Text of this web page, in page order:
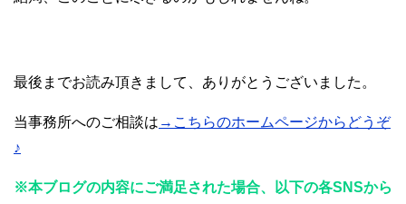
最後までお読み頂きまして、ありがとうございました。
当事務所へのご相談は →こちらのホームページからどうぞ
♪
※本ブログの内容にご満足された場合、以下の各SNSから